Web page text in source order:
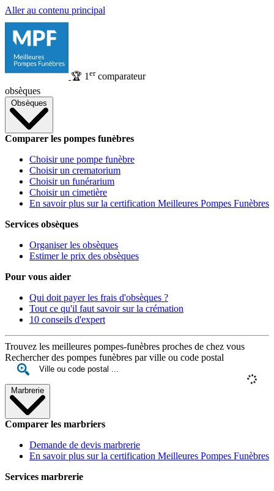
Aller au contenu principal
🏆 1 ercomparateur
obsèques
Obsèques
Comparer les pompes funèbres
Choisir une pompe funèbre
Choisir un crematorium
Choisir un funérarium
Choisir un cimetière
En savoir plus sur la certification Meilleures Pompes Funèbres
Services obsèques
Organiser les obsèques
Estimer le prix des obsèques
Pour vous aider
Qui doit payer les frais d'obsèques ?
Tout ce qu'il faut savoir sur la crémation
10 conseils d'expert
Trouvez les meilleures pompes-funèbres proches de chez vous
Rechercher des pompes funèbres par ville ou code postal
Marbrerie
Comparer les marbriers
Demande de devis marbrerie
En savoir plus sur la certification Meilleures Pompes Funèbres
Services marbrerie